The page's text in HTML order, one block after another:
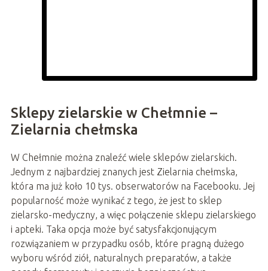
Sklepy zielarskie w Chełmnie –
Zielarnia chełmska
W Chełmnie można znaleźć wiele sklepów zielarskich.
Jednym z najbardziej znanych jest Zielarnia chełmska,
która ma już koło 10 tys. obserwatorów na Facebooku. Jej
popularność może wynikać z tego, że jest to sklep
zielarsko-medyczny, a więc połączenie sklepu zielarskiego
i apteki. Taka opcja może być satysfakcjonującym
rozwiązaniem w przypadku osób, które pragną dużego
wyboru wśród ziół, naturalnych preparatów, a także